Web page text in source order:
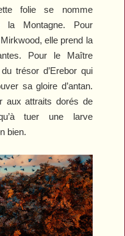
folie se nomme
la Montagne. Pour
elle prend la
Pour le Maître
trésor d’Erebor qui
sa gloire d’antan.
aux attraits dorés de
tuer une larve
bien.